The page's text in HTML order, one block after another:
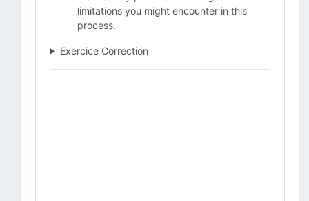
limitations you might encounter in this
process.
Exercice Correction